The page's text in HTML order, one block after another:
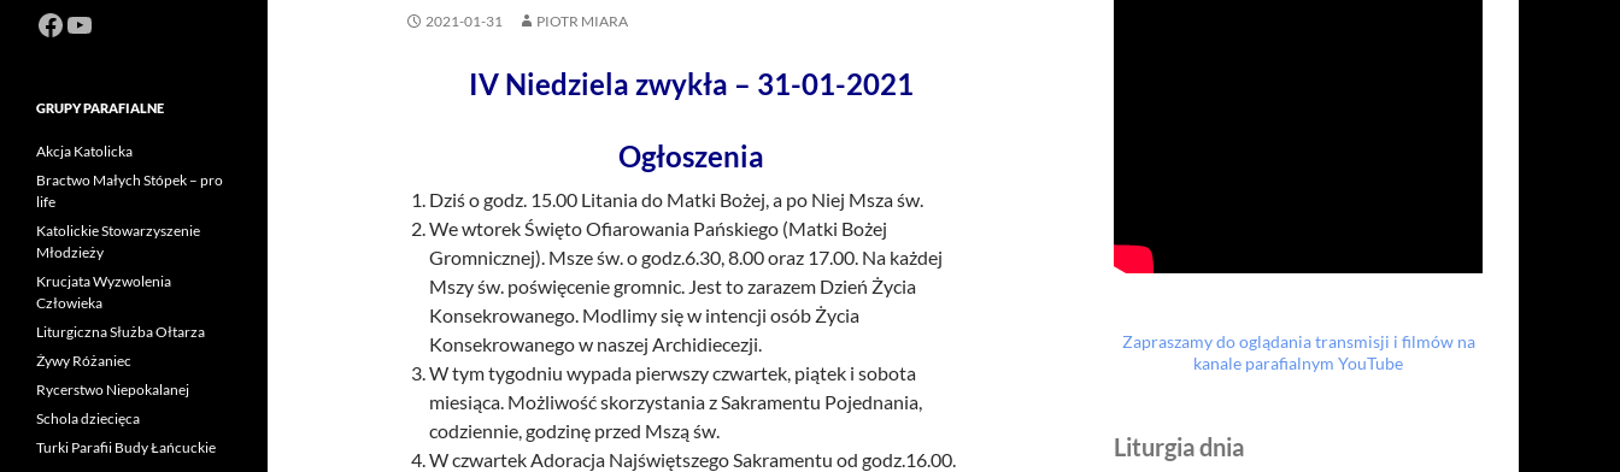
2021-01-31 PIOTR MIARA
IV Niedziela zwykła – 31-01-2021
Ogłoszenia
Dziś o godz. 15.00 Litania do Matki Bożej, a po Niej Msza św.
We wtorek Święto Ofiarowania Pańskiego (Matki Bożej
Gromnicznej). Msze św. o godz.6.30, 8.00 oraz 17.00. Na każdej
Mszy św. poświęcenie gromnic. Jest to zarazem Dzień Życia
Konsekrowanego. Modlimy się w intencji osób Życia
Konsekrowanego w naszej Archidiecezji.
W tym tygodniu wypada pierwszy czwartek, piątek i sobota
miesiąca. Możliwość skorzystania z Sakramentu Pojednania,
codziennie, godzinę przed Mszą św.
W czwartek Adoracja Najświętszego Sakramentu od godz.16.00.
Zapraszamy do oglądania transmisji i filmów na
kanale parafialnym YouTube
Liturgia dnia
Facebook
https://www.youtube.com/channel/UCeN8ciSo_a79igwmwNXx2qw
GRUPY PARAFIALNE
Akcja Katolicka
Bractwo Małych Stópek – pro
life
Katolickie Stowarzyszenie
Młodzieży
Krucjata Wyzwolenia
Człowieka
Liturgiczna Służba Ołtarza
Żywy Różaniec
Rycerstwo Niepokalanej
Schola dziecięca
Turki Parafii Budy Łańcuckie